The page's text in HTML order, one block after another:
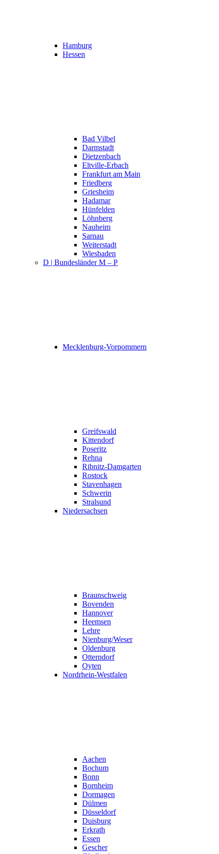
Hamburg
Hessen
Bad Vilbel
Darmstadt
Dietzenbach
Eltville-Erbach
Frankfurt am Main
Friedberg
Griesheim
Hadamar
Hünfelden
Löhnberg
Nauheim
Sarnau
Weiterstadt
Wiesbaden
D | Bundesländer M – P
Mecklenburg-Vorpommern
Greifswald
Kittendorf
Poseritz
Rehna
Ribnitz-Damgarten
Rostock
Stavenhagen
Schwerin
Stralsund
Niedersachsen
Braunschweig
Bovenden
Hannover
Heemsen
Lehre
Nienburg/Weser
Oldenburg
Otterndorf
Oyten
Nordrhein-Westfalen
Aachen
Bochum
Bonn
Bornheim
Dormagen
Dülmen
Düsseldorf
Duisburg
Erkrath
Essen
Gescher